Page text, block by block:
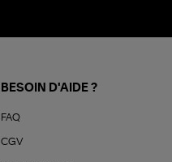
BESOIN D'AIDE ?
FAQ
CGV